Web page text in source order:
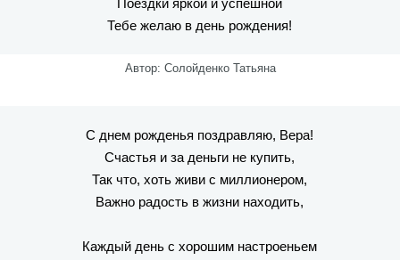
Поездки яркой и успешной
Тебе желаю в день рождения!
Автор: Солойденко Татьяна
С днем рожденья поздравляю, Вера!
Счастья и за деньги не купить,
Так что, хоть живи с миллионером,
Важно радость в жизни находить,
Каждый день с хорошим настроеньем